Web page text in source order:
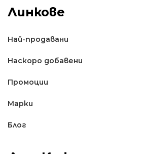
Линкове
Най-продавани
Наскоро добавени
Промоции
Марки
Блог